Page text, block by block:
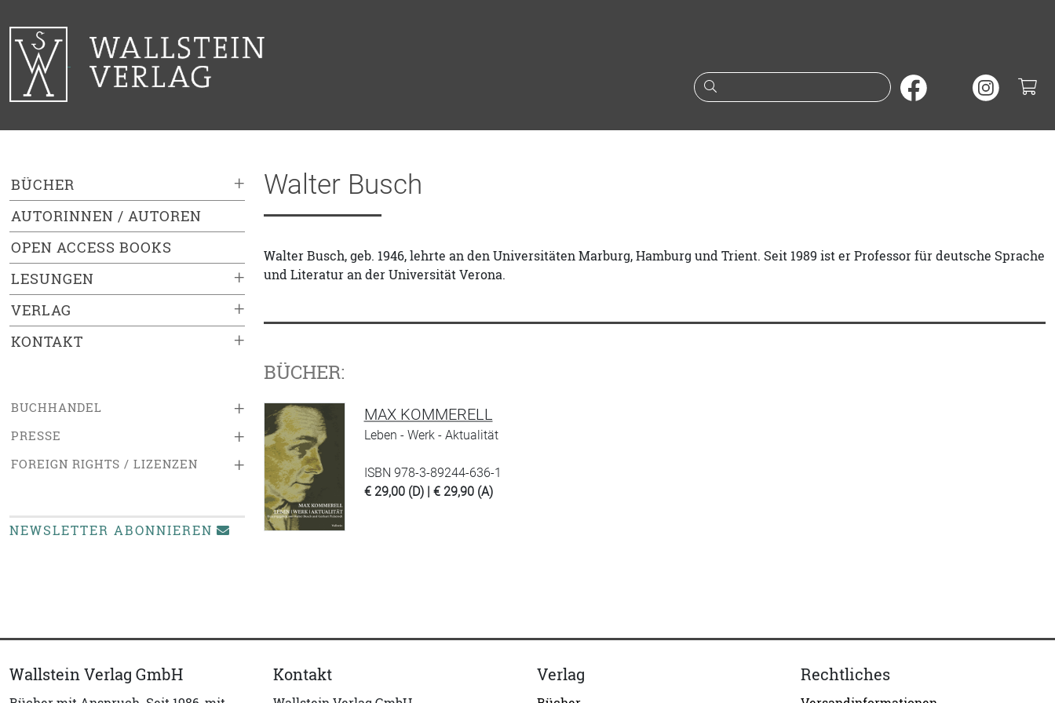
Suche nach Büchern oder
+
BÜCHER
AUTORINNEN / AUTOREN
OPEN ACCESS BOOKS
+
LESUNGEN
+
VERLAG
+
KONTAKT
+
BUCHHANDEL
+
PRESSE
+
FOREIGN RIGHTS / LIZENZEN
NEWSLETTER ABONNIEREN
Walter Busch
Walter Busch, geb. 1946, lehrte an den Universitäten Marburg, Hamburg und Trient. Seit 1989 ist er Professor für deutsche Sprache
und Literatur an der Universität Verona.
BÜCHER:
MAX KOMMERELL
Leben - Werk - Aktualität
ISBN 978-3-89244-636-1
€ 29,00 (D) | € 29,90 (A)
Wallstein Verlag GmbH Kontakt Verlag Rechtliches